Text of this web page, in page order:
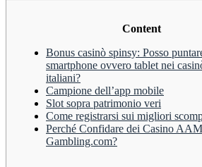
Content
Bonus casinò spinsy: Posso
smartphone ovvero tablet nei
italiani?
Campione dell’app mobile
Slot sopra patrimonio veri
Come registrarsi sui migliori
Perché Confidare dei Casino
Gambling.com?